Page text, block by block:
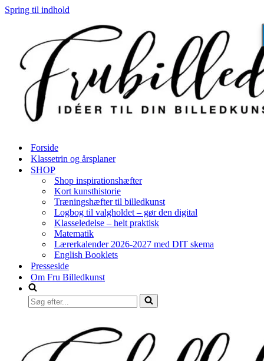
Spring til indhold
Forside
Klassetrin og årsplaner
SHOP
Shop inspirationshæfter
Kort kunsthistorie
Træningshæfter til billedkunst
Logbog til valgholdet – gør den digital
Klasseledelse – helt praktisk
Matematik
Lærerkalender 2026-2027 med DIT skema
English Booklets
Presseside
Om Fru Billedkunst
Søg
efter...